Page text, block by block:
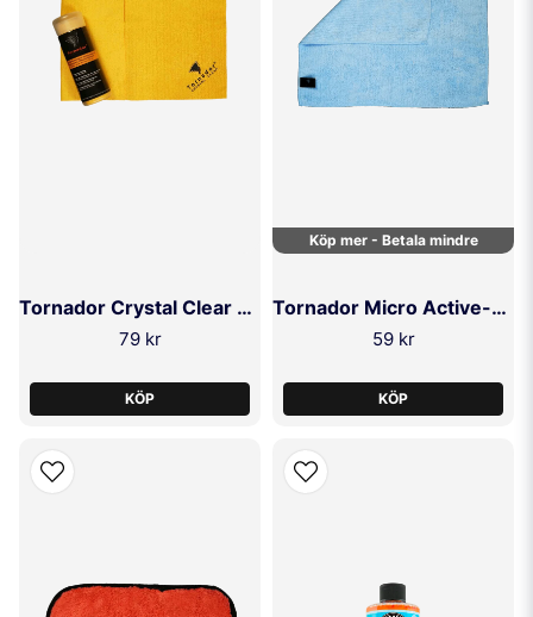
Tornador Crystal Clear Glasduk
79 kr
KÖP
Köp mer - Betala mindre
Tornador Micro Active-Towel
59 kr
KÖP